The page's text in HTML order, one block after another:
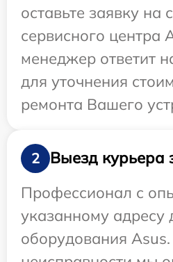
оставьте заявку на
сервисного центра
менеджер ответит
для уточнения
ремонта Вашего
2
Выезд курьера
Профессионал с
указанному адресу
оборудования